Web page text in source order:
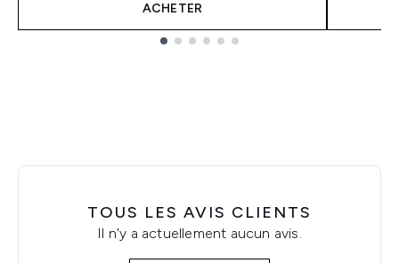
ACHETER
TOUS LES AVIS CLIENTS
Il n'y a actuellement aucun avis.